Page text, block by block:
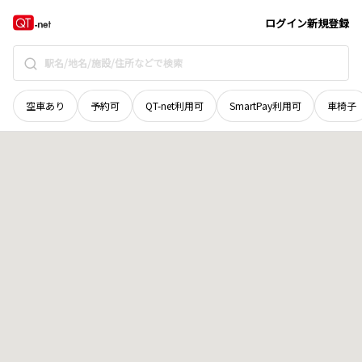
ログイン新規登録
空車あり 予約可 QT-net利用可 SmartPay利用可 車椅子
北海道